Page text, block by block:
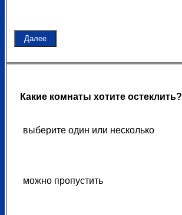
Далее
Какие комнаты хотите остеклить?
выберите один или несколько
можно пропустить